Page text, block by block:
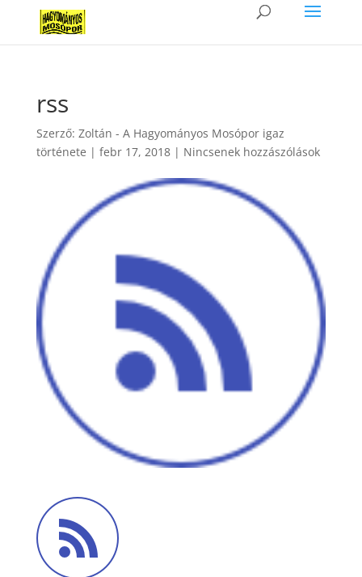
rss
Szerző: Zoltán - A Hagyományos Mosópor igaz
története | febr 17, 2018| Nincsenek hozzászólások